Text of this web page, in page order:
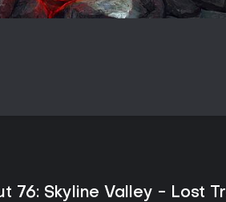
76: Skyline Valley - Lost